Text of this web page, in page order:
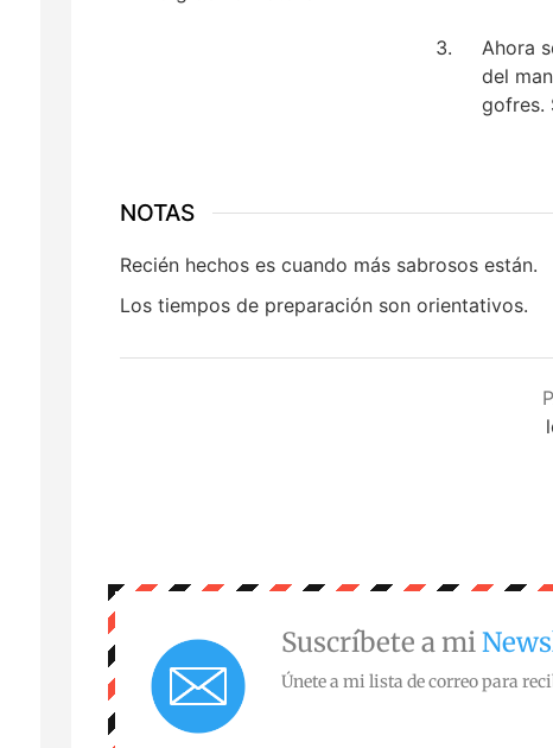
Ahora
del
gofres.
NOTAS
Recién hechos es cuando más sabrosos están.
Los tiempos de preparación son orientativos.
Suscríbete a mi
Únete a mi lista de correo para